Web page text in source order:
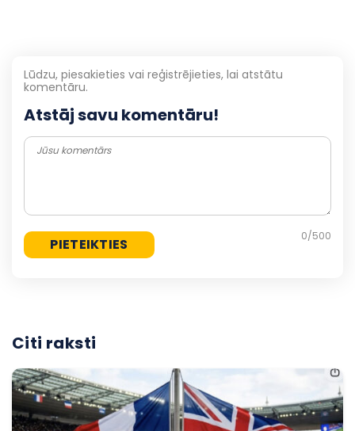
Atstāj savu komentāru!
Lūdzu, piesakieties vai reģistrējieties, lai atstātu
komentāru.
0/500
Citi raksti